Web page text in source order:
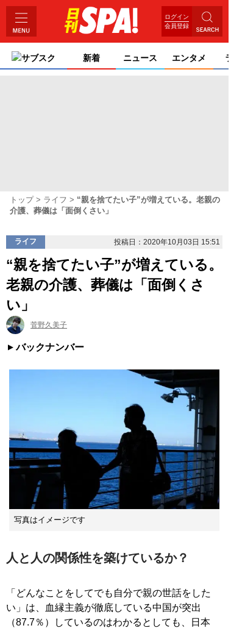
ログイン
会員登録
サブスク 新着 ニュース エンタメ
トップ ライフ
“親を捨てたい子”が増えている。老親の
介護、葬儀は「面倒くさい」
ライフ 投稿日：2020年10月03日 15:51
“親を捨てたい子”が増えている。
老親の介護、葬儀は「面倒くさ
い」
菅野久美子
バックナンバー
写真はイメージです
人と人の関係性を築けているか？
「どんなことをしてでも自分で親の世話をした
い」は、血縁主義が徹底している中国が突出
（87.7％）しているのはわかるとしても、日本